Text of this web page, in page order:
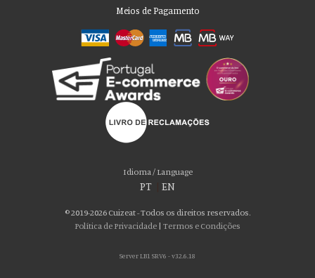
Meios de Pagamento
Idioma / Language
PT EN
© 2019-2026 Cuizeat - Todos os direitos reservados.
Política de Privacidade | Termos e Condições
Server LB1 SRV6 - v32.6.18
Por favor aceite as nossas deliciosas
Usamos cookies para personalizar conteúdo e anúncios, fornecer recursos
de mídia social e analisar nosso tráfego. Também compartilhamos
social, publicidade e análise, que podem combiná-lo com outras informações
que você forneceu a eles ou que coletaram do uso de seus serviços. Você